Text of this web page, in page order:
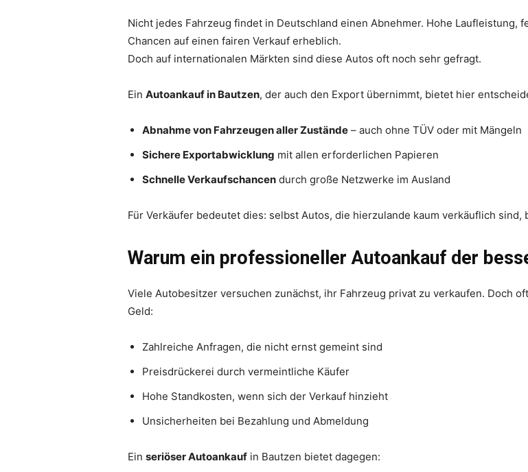
Nicht jedes Fahrzeug findet in Deutschland einen Abnehmer. Hohe Laufleistung,
Chancen auf einen fairen Verkauf erheblich.
Doch auf internationalen Märkten sind diese Autos oft noch sehr gefragt.
Ein Autoankauf in Bautzen, der auch den Export übernimmt, bietet hier
Abnahme von Fahrzeugen aller Zustände – auch ohne TÜV oder mit Mängeln
Sichere Exportabwicklung mit allen erforderlichen Papieren
Schnelle Verkaufschancen durch große Netzwerke im Ausland
Für Verkäufer bedeutet dies: selbst Autos, die hierzulande kaum verkäuflich sind,
Warum ein professioneller Autoankauf der
Viele Autobesitzer versuchen zunächst, ihr Fahrzeug privat zu verkaufen. Doch
Geld:
Zahlreiche Anfragen, die nicht ernst gemeint sind
Preisdrückerei durch vermeintliche Käufer
Hohe Standkosten, wenn sich der Verkauf hinzieht
Unsicherheiten bei Bezahlung und Abmeldung
Ein seriöser Autoankauf in Bautzen bietet dagegen: